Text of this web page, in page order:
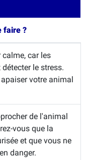
faire ?
calme, car les
le stress.
votre animal
de l'animal
vous que la
et que vous ne
danger.